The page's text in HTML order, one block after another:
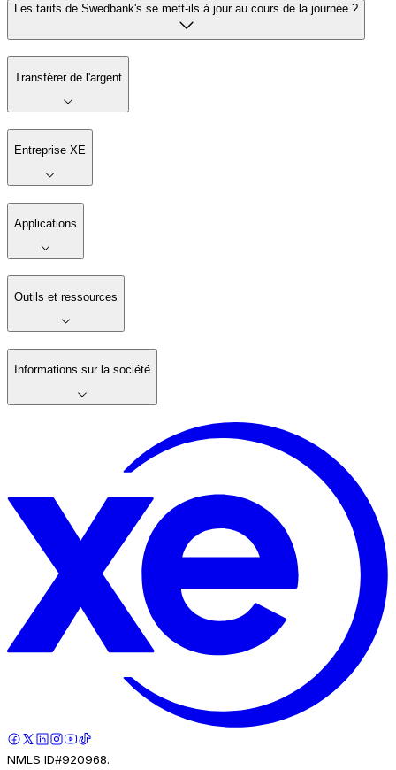
Les tarifs de Swedbank's se mett-ils à jour au cours de la journée ?
Transférer de l'argent
Entreprise XE
Applications
Outils et ressources
Informations sur la société
NMLS ID#920968.